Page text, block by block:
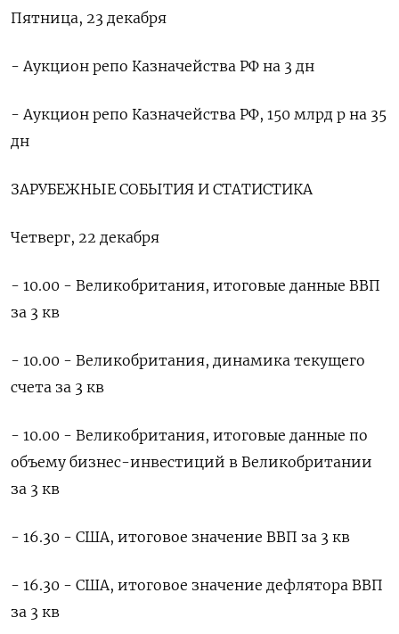
Пятница, 23 декабря
- Аукцион репо Казначейства РФ на 3 дн
- Аукцион репо Казначейства РФ, 150 млрд р на 35
дн
ЗАРУБЕЖНЫЕ СОБЫТИЯ И СТАТИСТИКА
Четверг, 22 декабря
- 10.00 - Великобритания, итоговые данные ВВП
за 3 кв
- 10.00 - Великобритания, динамика текущего
счета за 3 кв
- 10.00 - Великобритания, итоговые данные по
объему бизнес-инвестиций в Великобритании
за 3 кв
- 16.30 - США, итоговое значение ВВП за 3 кв
- 16.30 - США, итоговое значение дефлятора ВВП
за 3 кв